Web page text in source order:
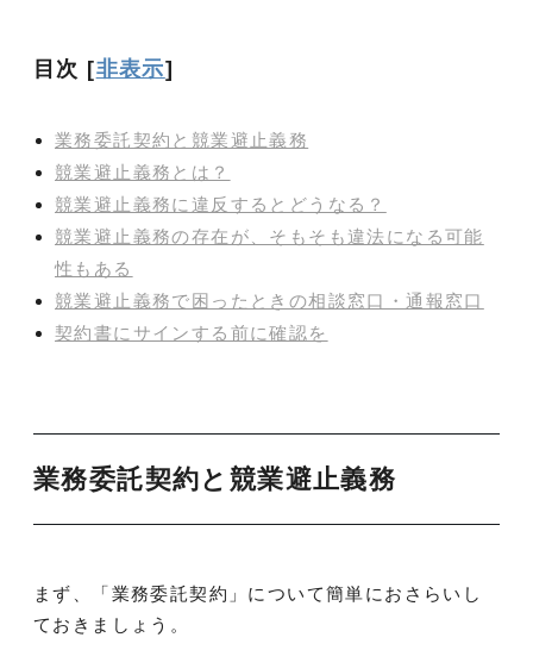
目次 [非表示]
業務委託契約と競業避止義務
競業避止義務とは？
競業避止義務に違反するとどうなる？
競業避止義務の存在が、そもそも違法になる可能
性もある
競業避止義務で困ったときの相談窓口・通報窓口
契約書にサインする前に確認を
業務委託契約と競業避止義務
まず、「業務委託契約」について簡単におさらいし
ておきましょう。